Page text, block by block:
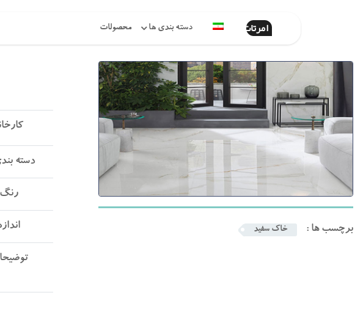
امرتات دسته بندی ها محصولات
برچسب ها : خاک سفید
دسته
رنگ